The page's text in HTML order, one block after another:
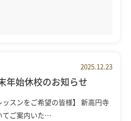
2025.12.23
年始休校のお知らせ
ッスンをご希望の皆様】 新高円寺
てご案内いた…